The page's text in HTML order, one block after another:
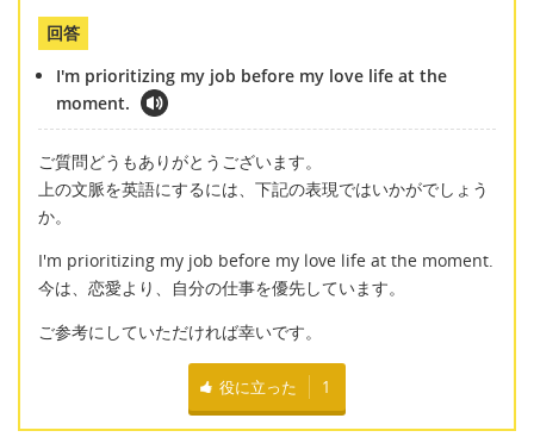
回答
I'm prioritizing my job before my love life at the
moment.
ご質問どうもありがとうございます。
上の文脈を英語にするには、下記の表現ではいかがでしょう
か。
I'm prioritizing my job before my love life at the moment.
今は、恋愛より、自分の仕事を優先しています。
ご参考にしていただければ幸いです。
役に立った 1